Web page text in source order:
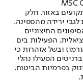
בריטים תקועים באזור. חלק
לגבי ירידה מהספינה.
החיצוניים
הפעילות בים
ובשל אזהרות כי
הפעילו נהלי
בפרמיות הביטוח,